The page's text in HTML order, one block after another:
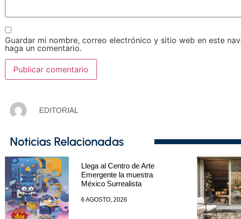
Guardar mi nombre, correo electrónico y sitio web en este
haga un comentario.
EDITORIAL
Noticias Relacionadas
Llega al Centro de Arte
Emergente la muestra
México Surrealista
6 AGOSTO, 2026